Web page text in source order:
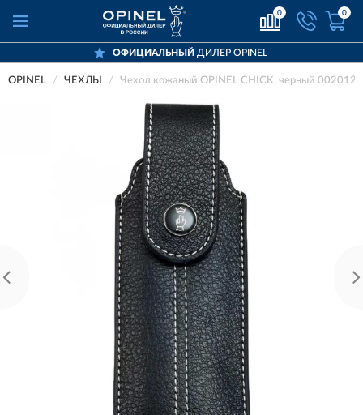
0 0
ОФИЦИАЛЬНЫЙ ДИЛЕР OPINEL
OPINEL ЧЕХЛЫ Чехол кожаный OPINEL CHICK, черный 002012